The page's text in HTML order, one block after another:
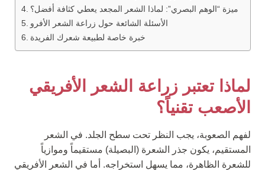
ميزة “الوهم البصري”: لماذا الشعر المجعد يعطي كثافة أفضل؟
الأسئلة الشائعة حول زراعة الشعر الأفرو
خبرة خاصة لطبيعة شعرك الفريدة
لماذا تعتبر زراعة الشعر الأفريقي
الأصعب تقنياً؟
لفهم الصعوبة، يجب النظر تحت سطح الجلد. في الشعر
المستقيم، يكون جذر الشعرة (البصيلة) مستقيماً وموازياً
للشعرة الظاهرة، مما يسهل استخراجه. أما في الشعر الأفريقي